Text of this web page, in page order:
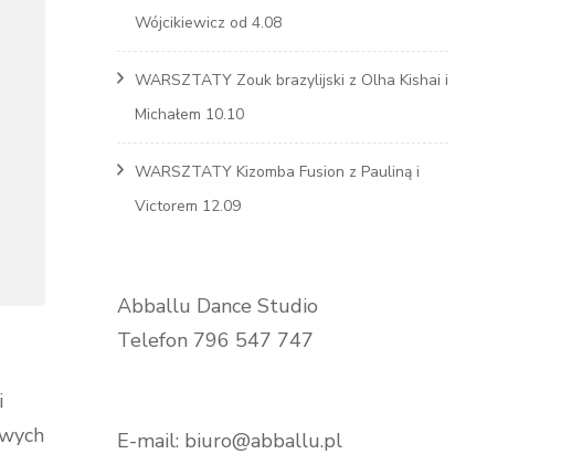
Wójcikiewicz od 4.08
WARSZTATY Zouk brazylijski z Olha Kishai i
Michałem 10.10
WARSZTATY Kizomba Fusion z Pauliną i
Victorem 12.09
Abballu Dance Studio
Telefon 796 547 747
E-mail: biuro@abballu.pl